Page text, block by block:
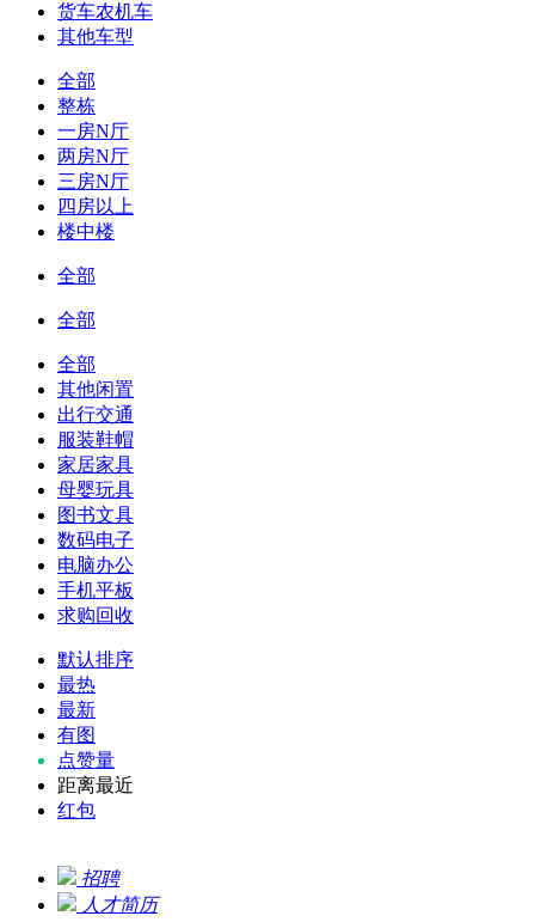
货车农机车
其他车型
全部
整栋
一房N厅
两房N厅
三房N厅
四房以上
楼中楼
全部
全部
全部
其他闲置
出行交通
服装鞋帽
家居家具
母婴玩具
图书文具
数码电子
电脑办公
手机平板
求购回收
默认排序
最热
最新
有图
点赞量
距离最近
红包
招聘
人才简历